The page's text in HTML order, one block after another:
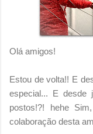
Olá amigos!
Estou de volta!! E
especial... E desde
postos!?! hehe
colaboração desta